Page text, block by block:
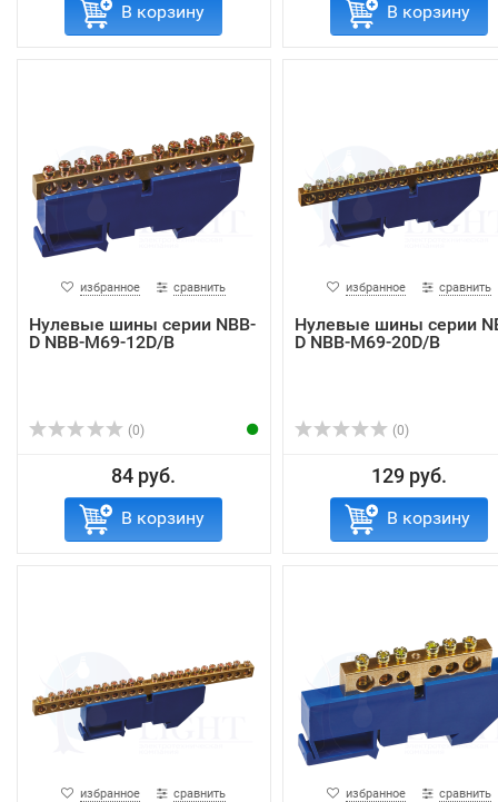
В корзину В корзину
избранное сравнить
Нулевые шины серии NBB-
D NBB-M69-12D/B
(0)
84 руб.
В корзину
избранное сравнить
Нулевые шины серии
D NBB-M69-20D/B
(0)
129 руб.
В корзину
избранное сравнить избранное сравнить